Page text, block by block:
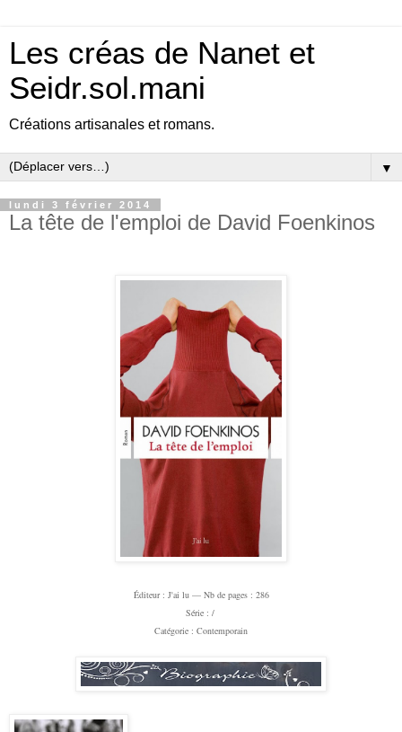
Les créas de Nanet et
Seidr.sol.mani
Créations artisanales et romans.
▼
lundi 3 février 2014
La tête de l'emploi de David Foenkinos
Éditeur: J'ai lu — Nb de pages : 286
Série : /
Catégorie : Contemporain